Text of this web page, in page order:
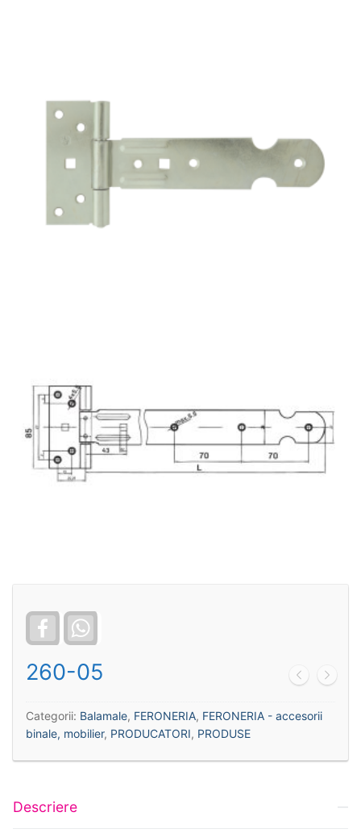
Facebook
260-05
Categorii: Balamale, FERONERIA, FERONERIA - accesorii
binale, mobilier, PRODUCATORI, PRODUSE
Descriere